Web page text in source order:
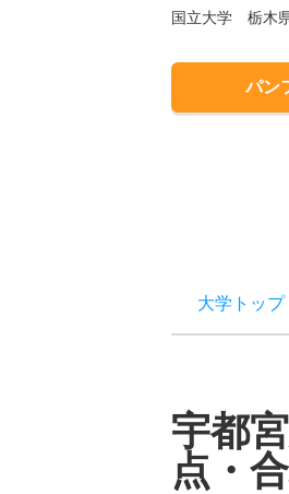
国立大学 栃木
パン
大学トップ
宇都
点・